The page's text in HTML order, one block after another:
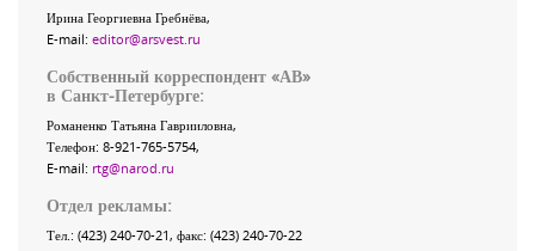
Ирина Георгиевна Гребнёва,
E-mail: editor@arsvest.ru
Собственный корреспондент «АВ»
в Санкт-Петербурге:
Романенко Татьяна Гаврииловна,
Телефон: 8-921-765-5754,
E-mail: rtg@narod.ru
Отдел рекламы:
Тел.: (423) 240-70-21, факс: (423) 240-70-22